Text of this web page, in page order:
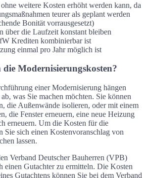
weitere Kosten erhöht werden kann, da
teurer als geplant werden
Bonität vorrausgesetzt)
über die Laufzeit konstant bleiben
Krediten kombinierbar ist
einmal pro Jahr möglich ist
Modernisierungskosten?
einer Modernisierung hängen
was Sie machen möchten. Sie können
die Außenwände isolieren, oder mit einem
die Fenster erneuern, eine neue Heizung
erneuern. Um die Kosten für die
Sie sich einen Kostenvoranschlag von
lassen.
Verband Deutscher Bauherren (VPB)
einen Gutachter zu ermitteln. Die Kosten
Gutachtens können Sie bei dem Verband